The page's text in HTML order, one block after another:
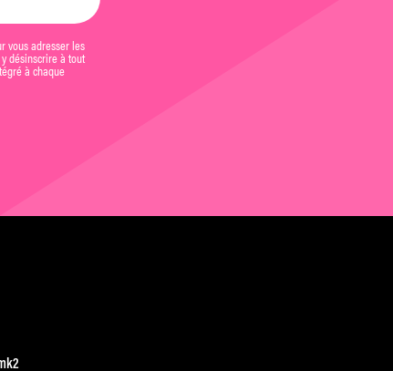
vous adresser les
désinscrire à tout
à chaque